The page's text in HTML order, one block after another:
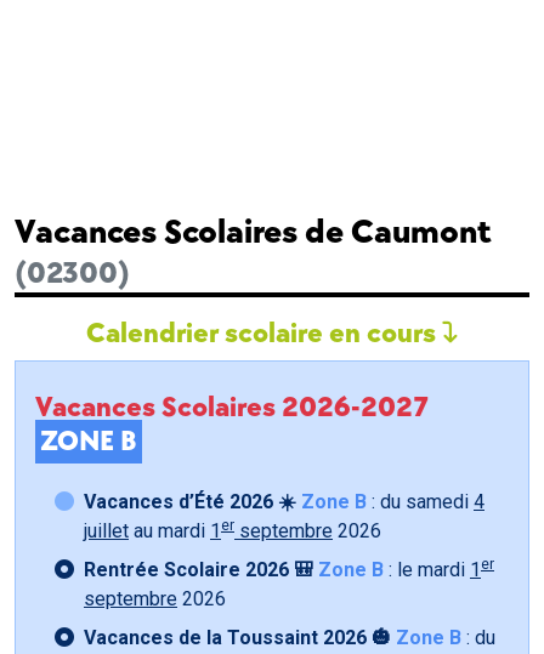
Vacances Scolaires de Caumont
(02300)
Calendrier scolaire en cours
Vacances Scolaires 2026-2027
ZONE B
Vacances d’Été 2026 ☀️ Zone B : du samedi 4
juillet au mardi 1 er septembre 2026
Rentrée Scolaire 2026 🎒 Zone B : le mardi 1 er
septembre 2026
Vacances de la Toussaint 2026 🎃 Zone B : du